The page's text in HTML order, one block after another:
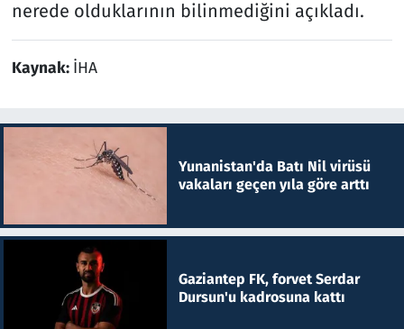
nerede olduklarının bilinmediğini açıkladı.
Kaynak: İHA
Yunanistan'da Batı Nil virüsü
vakaları geçen yıla göre arttı
Gaziantep FK, forvet Serdar
Dursun'u kadrosuna kattı